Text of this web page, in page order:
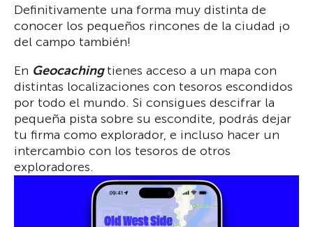
Definitivamente una forma muy distinta de
conocer los pequeños rincones de la ciudad ¡o
del campo también!
En Geocaching tienes acceso a un mapa con
distintas localizaciones con tesoros escondidos
por todo el mundo. Si consigues descifrar la
pequeña pista sobre su escondite, podrás dejar
tu firma como explorador, e incluso hacer un
intercambio con los tesoros de otros
exploradores.